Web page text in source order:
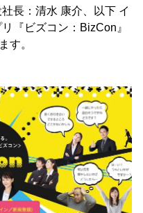
長：清水 康介、以下 イ
『ビズコン：BizCon』
す。